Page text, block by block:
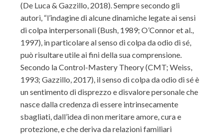
(De Luca & Gazzillo, 2018). Sempre secondo gli
autori, “l’indagine di alcune dinamiche legate ai sensi
di colpa interpersonali (Bush, 1989; O’Connor et al.,
1997), in particolare al senso di colpa da odio di sé,
può risultare utile ai fini della sua comprensione.
Secondo la Control-Mastery Theory (CMT; Weiss,
1993; Gazzillo, 2017), il senso di colpa da odio di sé è
un sentimento di disprezzo e disvalore personale che
nasce dalla credenza di essere intrinsecamente
sbagliati, dall’idea di non meritare amore, cura e
protezione, e che deriva da relazioni familiari